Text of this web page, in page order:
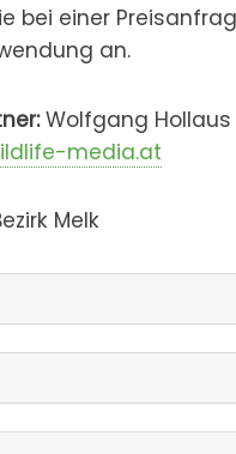
bei einer
an.
Wolfgang Hollaus
media.at
Melk